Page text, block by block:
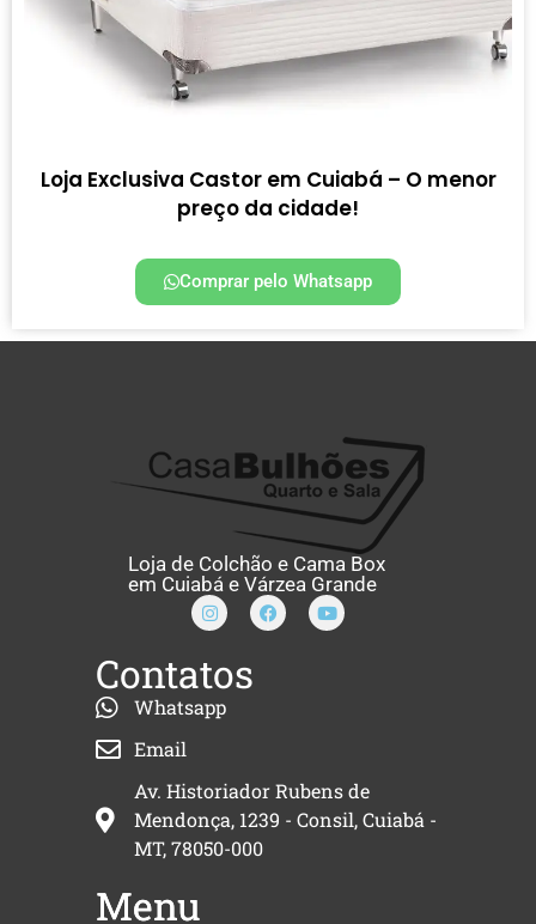
Loja Exclusiva Castor em Cuiabá – O menor
preço da cidade!
Comprar pelo Whatsapp
Loja de Colchão e Cama Box
em Cuiabá e Várzea Grande
Contatos
Whatsapp
Email
Av. Historiador Rubens de
Mendonça, 1239 - Consil, Cuiabá -
MT, 78050-000
Menu